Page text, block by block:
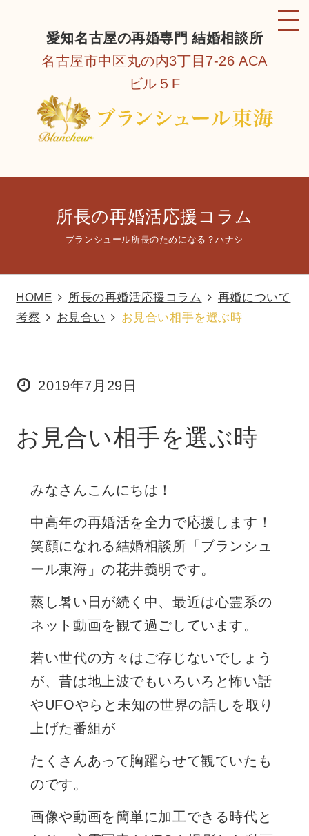
愛知名古屋の再婚専門 結婚相談所
名古屋市中区丸の内3丁目7-26 ACA
ビル５F
所長の再婚活応援コラム
ブランシュール所長のためになる？ハナシ
HOME 所長の再婚活応援コラム
再婚について
考察
お見合い お見合い相手を選ぶ時
お見合い相手を選ぶ時
2019年7月29日
みなさんこんにちは！
中高年の再婚活を全力で応援します！
笑顔になれる結婚相談所「ブランシュ
ール東海」の花井義明です。
蒸し暑い日が続く中、最近は心霊系の
ネット動画を観て過ごしています。
若い世代の方々はご存じないでしょう
が、昔は地上波でもいろいろと怖い話
やUFOやらと未知の世界の話しを取り
上げた番組が
たくさんあって胸躍らせて観ていたも
のです。
画像や動画を簡単に加工できる時代と